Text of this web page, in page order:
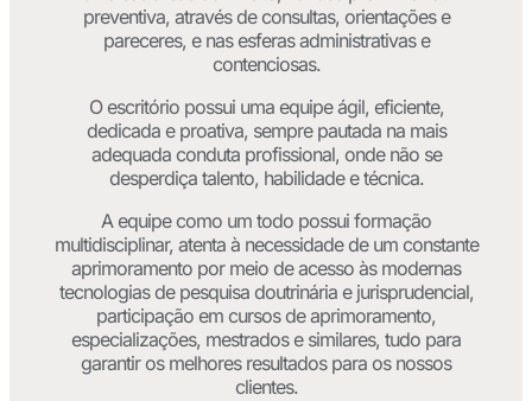
preventiva, através de consultas, orientações e
pareceres, e nas esferas administrativas e
contenciosas.
O escritório possui uma equipe ágil, eficiente,
dedicada e proativa, sempre pautada na mais
adequada conduta profissional, onde não se
desperdiça talento, habilidade e técnica.
A equipe como um todo possui formação
multidisciplinar, atenta à necessidade de um constante
aprimoramento por meio de acesso às modernas
tecnologias de pesquisa doutrinária e jurisprudencial,
participação em cursos de aprimoramento,
especializações, mestrados e similares, tudo para
garantir os melhores resultados para os nossos
clientes.